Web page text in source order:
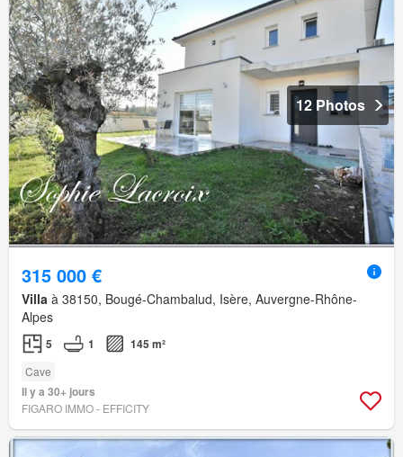
12 Photos
315 000 €
Villa à 38150, Bougé-Chambalud, Isère, Auvergne-Rhône-
Alpes
5 1 145 m²
Cave
Il y a 30+ jours
FIGARO IMMO - EFFICITY